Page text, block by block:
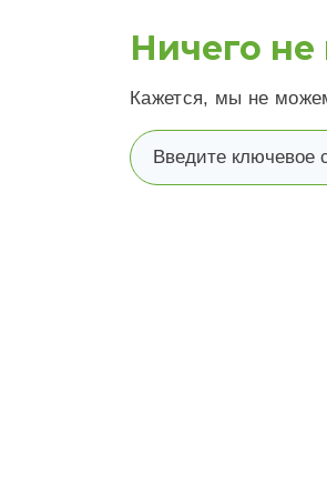
Ничего
Кажется, мы не